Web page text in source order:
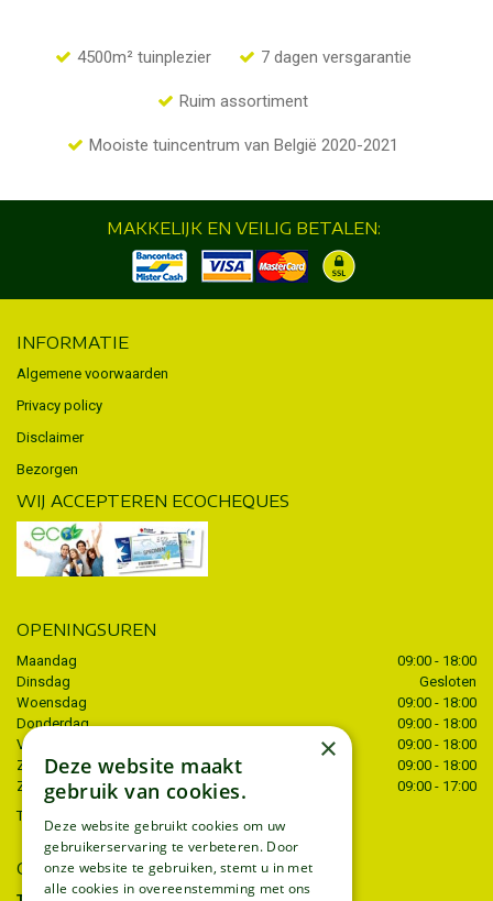
4500m² tuinplezier 7 dagen versgarantie
Ruim assortiment
Mooiste tuincentrum van België 2020-2021
MAKKELIJK EN VEILIG BETALEN:
INFORMATIE
Algemene voorwaarden
Privacy policy
Disclaimer
Bezorgen
WIJ ACCEPTEREN ECOCHEQUES
OPENINGSUREN
Maandag
09:00 - 18:00
Dinsdag
Gesloten
Woensdag
09:00 - 18:00
Donderdag
09:00 - 18:00
Vrijdag
09:00 - 18:00
Zaterdag
09:00 - 18:00
Zondag
09:00 - 17:00
Toon alle openingstijden
CONTACT
×
Deze website maakt
gebruik van cookies.
Deze website gebruikt cookies om uw
gebruikerservaring te verbeteren. Door
onze website te gebruiken, stemt u in met
alle cookies in overeenstemming met ons